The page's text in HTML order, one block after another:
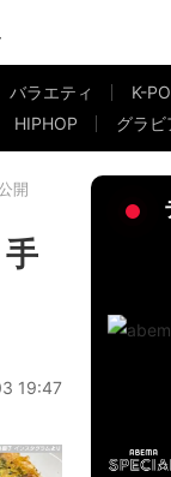
バラエティ K-
HIPHOP グラビ
開
19:47